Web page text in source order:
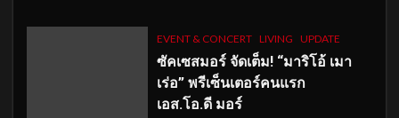
EVENT & CONCERT LIVING UPDATE
ซัคเซสมอร์ จัดเต็ม! “มาริโอ้ เมา
เร่อ” พรีเซ็นเตอร์คนแรก
เอส.โอ.ดี มอร์